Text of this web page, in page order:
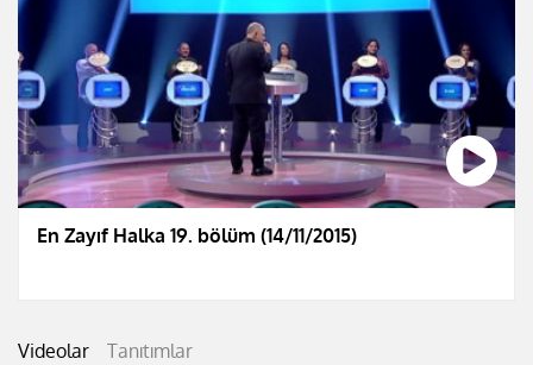
En Zayıf Halka 19. bölüm (14/11/2015)
Videolar Tanıtımlar